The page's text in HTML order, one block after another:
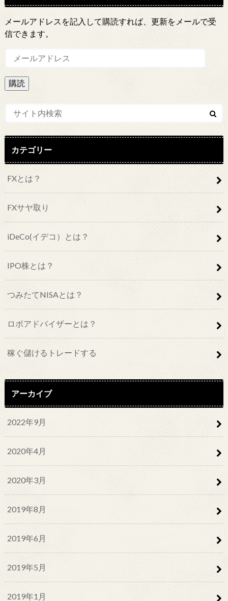
メールアドレスを記入して購読すれば、更新をメールで受
信できます。
ル
ア
ド
カテゴリー
FXとは？
FXサヤ取り
iDeCo(イデコ）とは？
IPO株とは？
つみたてNISAとは？
ロボアドバイザーとは？
稼ぐ儲けるトレードする
アーカイブ
2022年9月
2020年4月
2020年3月
2019年8月
2019年6月
2019年5月
2019年1月